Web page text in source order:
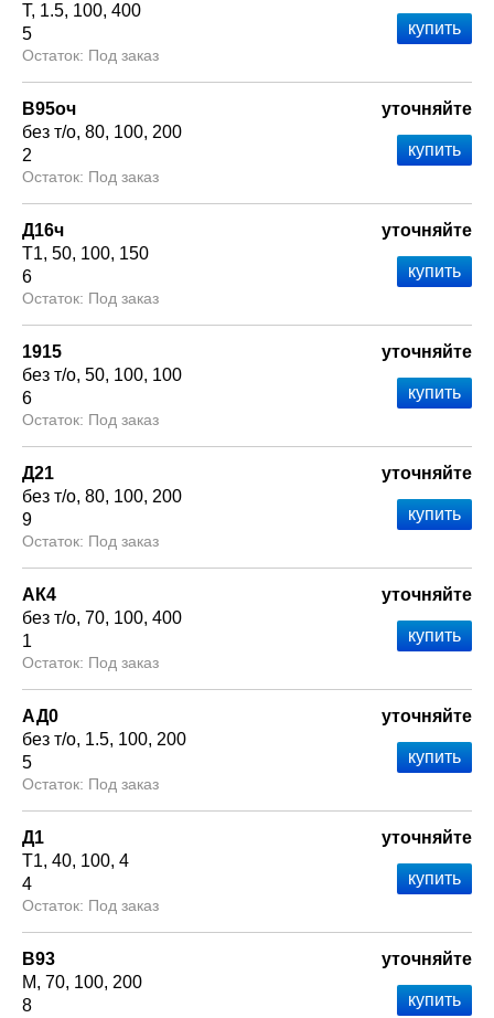
Т 1.5 100 400
5
Под заказ
В95оч
без т/о 80 100 200
2
Под заказ
уточняйте
Д16ч
Т1 50 100 150
6
Под заказ
уточняйте
1915
без т/о 50 100 100
6
Под заказ
уточняйте
Д21
без т/о 80 100 200
9
Под заказ
уточняйте
АК4
без т/о 70 100 400
1
Под заказ
уточняйте
АД0
без т/о 1.5 100 200
5
Под заказ
уточняйте
Д1
Т1 40 100 4
4
Под заказ
уточняйте
В93
М 70 100 200
8
уточняйте